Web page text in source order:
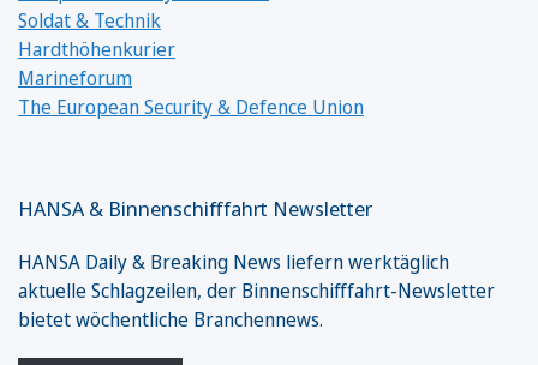
Soldat & Technik
Hardthöhenkurier
Marineforum
The European Security & Defence Union
HANSA & Binnenschifffahrt Newsletter
HANSA Daily & Breaking News liefern werktäglich
aktuelle Schlagzeilen, der Binnenschifffahrt-Newsletter
bietet wöchentliche Branchennews.